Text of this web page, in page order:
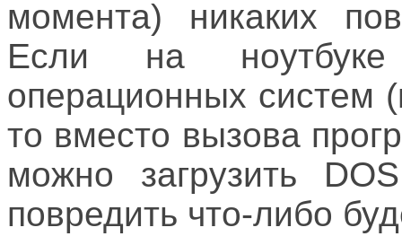
момента) никаких
Если на ноутбуке
операционных систем
то вместо вызова
можно загрузить
повредить что-либо